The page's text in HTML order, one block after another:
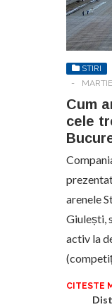
STIRI
-
Cum
cele
arenele
Giulești,
activ la
CITESTE